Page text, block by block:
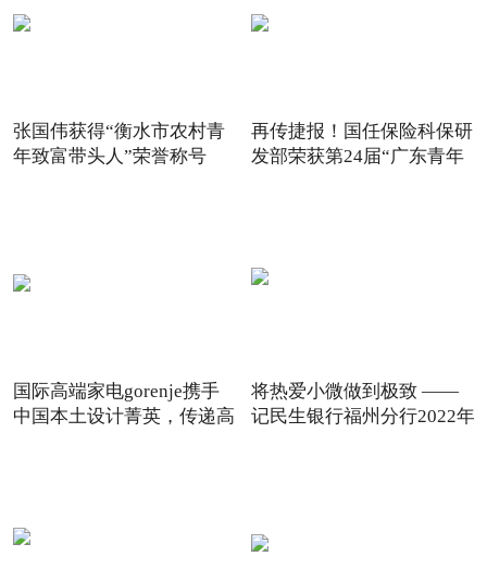
张国伟获得“衡水市农村青
年致富带头人”荣誉称号
再传捷报！国任保险科保研
发部荣获第24届“广东青年
国际高端家电gorenje携手
中国本土设计菁英，传递高
将热爱小微做到极致 ——
记民生银行福州分行2022年